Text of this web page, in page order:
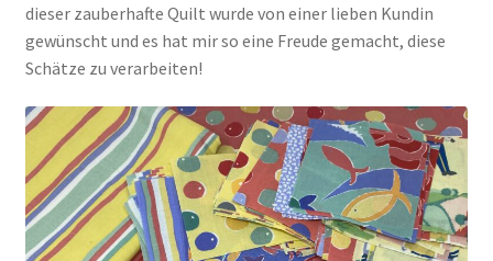
Kasse
Mein Konto
Shop
Versandarten
Warenkorb
dieser zauberhafte Quilt wurde von einer lieben Kundin
gewünscht und es hat mir so eine Freude gemacht, diese
Schätze zu verarbeiten!